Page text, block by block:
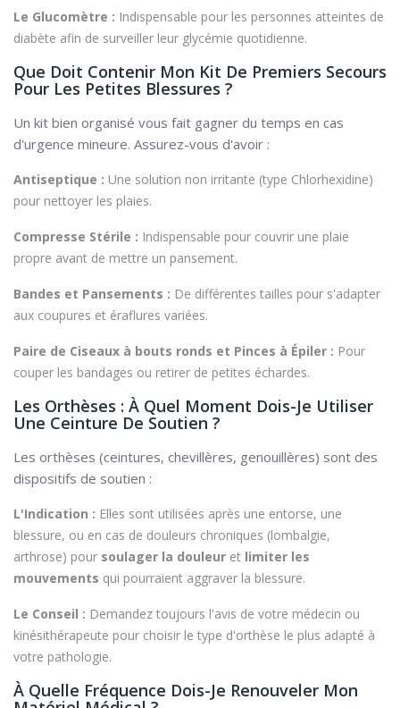
Le Glucomètre : Indispensable pour les personnes atteintes de
diabète afin de surveiller leur glycémie quotidienne.
Que Doit Contenir Mon Kit De Premiers Secours
Pour Les Petites Blessures ?
Un kit bien organisé vous fait gagner du temps en cas
d'urgence mineure. Assurez-vous d'avoir :
Antiseptique : Une solution non irritante (type Chlorhexidine)
pour nettoyer les plaies.
Compresse Stérile : Indispensable pour couvrir une plaie
propre avant de mettre un pansement.
Bandes et Pansements : De différentes tailles pour s'adapter
aux coupures et éraflures variées.
Paire de Ciseaux à bouts ronds et Pinces à Épiler : Pour
couper les bandages ou retirer de petites échardes.
Les Orthèses : À Quel Moment Dois-Je Utiliser
Une Ceinture De Soutien ?
Les orthèses (ceintures, chevillères, genouillères) sont des
dispositifs de soutien :
L'Indication : Elles sont utilisées après une entorse, une
blessure, ou en cas de douleurs chroniques (lombalgie,
arthrose) pour soulager la douleur et limiter les
mouvements qui pourraient aggraver la blessure.
Le Conseil : Demandez toujours l'avis de votre médecin ou
kinésithérapeute pour choisir le type d'orthèse le plus adapté à
votre pathologie.
À Quelle Fréquence Dois-Je Renouveler Mon